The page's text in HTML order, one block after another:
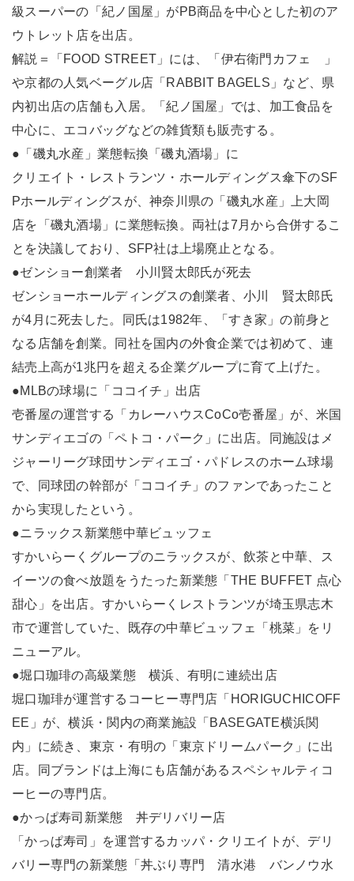
級スーパーの「紀ノ国屋」がPB商品を中心とした初のア
ウトレット店を出店。
解説＝「FOOD STREET」には、「伊右衛門カフェ 」
や京都の人気ベーグル店「RABBIT BAGELS」など、県
内初出店の店舗も入居。「紀ノ国屋」では、加工食品を
中心に、エコバッグなどの雑貨類も販売する。
●「磯丸水産」業態転換「磯丸酒場」に
クリエイト・レストランツ・ホールディングス傘下のSF
Pホールディングスが、神奈川県の「磯丸水産」上大岡
店を「磯丸酒場」に業態転換。両社は7月から合併するこ
とを決議しており、SFP社は上場廃止となる。
●ゼンショー創業者 小川賢太郎氏が死去
ゼンショーホールディングスの創業者、小川 賢太郎氏
が4月に死去した。同氏は1982年、「すき家」の前身と
なる店舗を創業。同社を国内の外食企業では初めて、連
結売上高が1兆円を超える企業グループに育て上げた。
●MLBの球場に「ココイチ」出店
壱番屋の運営する「カレーハウスCoCo壱番屋」が、米国
サンディエゴの「ペトコ・パーク」に出店。同施設はメ
ジャーリーグ球団サンディエゴ・パドレスのホーム球場
で、同球団の幹部が「ココイチ」のファンであったこと
から実現したという。
●ニラックス新業態中華ビュッフェ
すかいらーくグループのニラックスが、飲茶と中華、ス
イーツの食べ放題をうたった新業態「THE BUFFET 点心
甜心」を出店。すかいらーくレストランツが埼玉県志木
市で運営していた、既存の中華ビュッフェ「桃菜」をリ
ニューアル。
●堀口珈琲の高級業態 横浜、有明に連続出店
堀口珈琲が運営するコーヒー専門店「HORIGUCHICOFF
EE」が、横浜・関内の商業施設「BASEGATE横浜関
内」に続き、東京・有明の「東京ドリームパーク」に出
店。同ブランドは上海にも店舗があるスペシャルティコ
ーヒーの専門店。
●かっぱ寿司新業態 丼デリバリー店
「かっぱ寿司」を運営するカッパ・クリエイトが、デリ
バリー専門の新業態「丼ぶり専門 清水港 バンノウ水